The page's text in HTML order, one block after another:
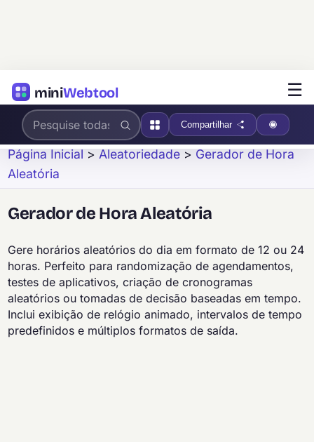
miniWebtool ☰
Compartilhar
Página Inicial > Aleatoriedade > Gerador de Hora
Aleatória
Gerador de Hora Aleatória
Gere horários aleatórios do dia em formato de 12 ou 24
horas. Perfeito para randomização de agendamentos,
testes de aplicativos, criação de cronogramas
aleatórios ou tomadas de decisão baseadas em tempo.
Inclui exibição de relógio animado, intervalos de tempo
predefinidos e múltiplos formatos de saída.